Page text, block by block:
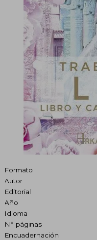
Formato
Autor
Editorial
Año
Idioma
N° páginas
Encuadernación